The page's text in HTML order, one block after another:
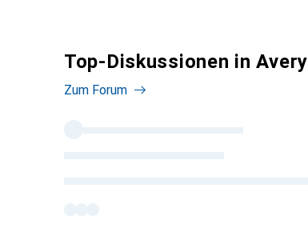
Top-Diskussionen in Avery
Zum Forum